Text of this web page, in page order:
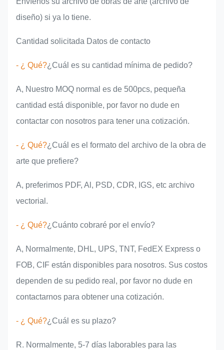
diseño) si ya lo tiene.
Cantidad solicitada Datos de contacto
- ¿ Qué?¿Cuál es su cantidad mínima de pedido?
A, Nuestro MOQ normal es de 500pcs, pequeña
cantidad está disponible, por favor no dude en
contactar con nosotros para tener una cotización.
- ¿ Qué?¿Cuál es el formato del archivo de la obra de
arte que prefiere?
A, preferimos PDF, Al, PSD, CDR, IGS, etc archivo
vectorial.
- ¿ Qué?¿Cuánto cobraré por el envío?
A, Normalmente, DHL, UPS, TNT, FedEX Express o
FOB, CIF están disponibles para nosotros. Sus costos
dependen de su pedido real, por favor no dude en
contactarnos para obtener una cotización.
- ¿ Qué?¿Cuál es su plazo?
R. Normalmente, 5-7 días laborables para las